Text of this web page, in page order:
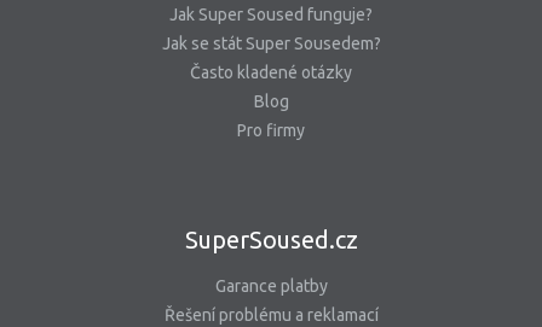
Jak Super Soused funguje?
Jak se stát Super Sousedem?
Často kladené otázky
Blog
Pro firmy
SuperSoused.cz
Garance platby
Řešení problému a reklamací